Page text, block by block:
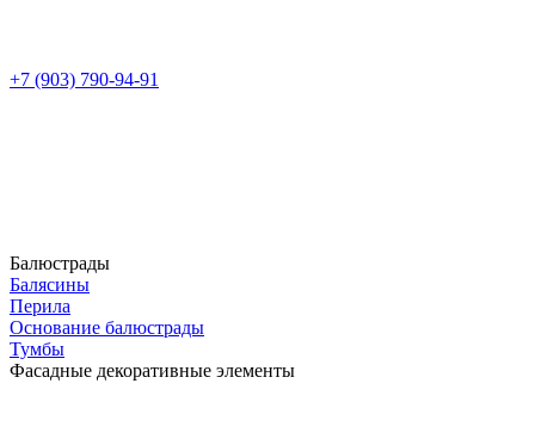
+7 (903) 790-94-91
Балюстрады
Балясины
Перила
Основание балюстрады
Тумбы
Фасадные декоративные элементы